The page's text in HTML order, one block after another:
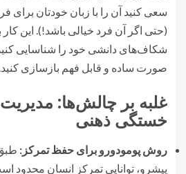
سعی کنید آن را با زبان خودتان برای
(حتی اگر آن فرد خیالی باشد!). این
شکاف‌های دانشی خود را شناسایی
صورت ساده و قابل فهم بازسازی کنید.
غلبه بر چالش‌ها:
خستگی ذهنی
روش پومودورو برای حفظ تمرکز:
پیشرو، توانایی تمرکز انسان محدود